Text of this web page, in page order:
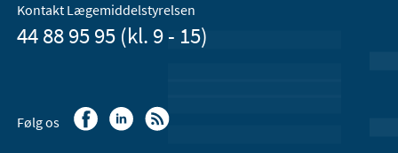
Kontakt Lægemiddelstyrelsen
44 88 95 95 (kl. 9 - 15)
Følg os